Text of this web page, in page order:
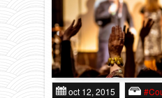
Arrête de
Miss Crise
Ateliers /
Eclats de rire /
Revue de
Photos /
CONTACT
L’ÉCOLE
oct 12, 2015